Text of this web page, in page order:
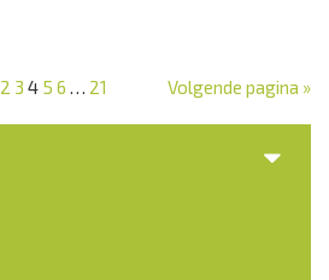
2 3 4 5 6 … 21 Volgende pagina »